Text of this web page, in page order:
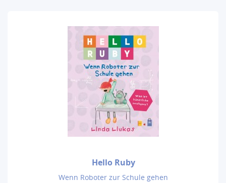
Hello Ruby
Wenn Roboter zur Schule gehen